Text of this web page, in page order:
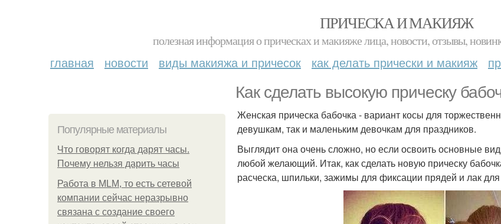
ПРИЧЕСКА И МАКИЯЖ
полезная информация о прическах и макияже лица, новости, отзывы,
главная новости виды макияжа и причесок как делать прически и макияж
Как сделать высокую прическу
Популярные материалы
Что говорят когда дарят часы.
Почему нельзя дарить часы
Работа в MLM, то есть сетевой
компании сейчас неразрывно
связана с создание своего
Женская прическа бабочка - вариант косы для
девушкам, так и маленьким девочкам для праздников.
Выглядит она очень сложно, но если освоить основные
любой желающий. Итак, как сделать новую прическу
расческа, шпильки, зажимы для фиксации прядей и лак